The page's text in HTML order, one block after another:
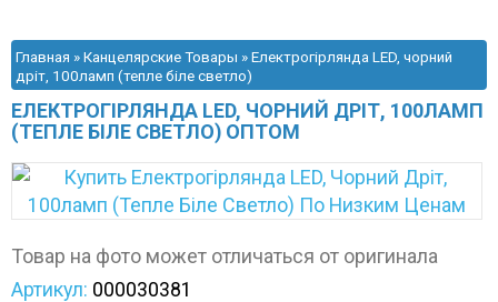
Главная »Канцелярские Товары » Електрогірлянда LED, чорний
дріт, 100ламп (тепле біле светло)
ЕЛЕКТРОГІРЛЯНДА LED, ЧОРНИЙ ДРІТ, 100ЛАМП
(ТЕПЛЕ БІЛЕ СВЕТЛО) ОПТОМ
Товар на фото может отличаться от оригинала
Артикул: 000030381